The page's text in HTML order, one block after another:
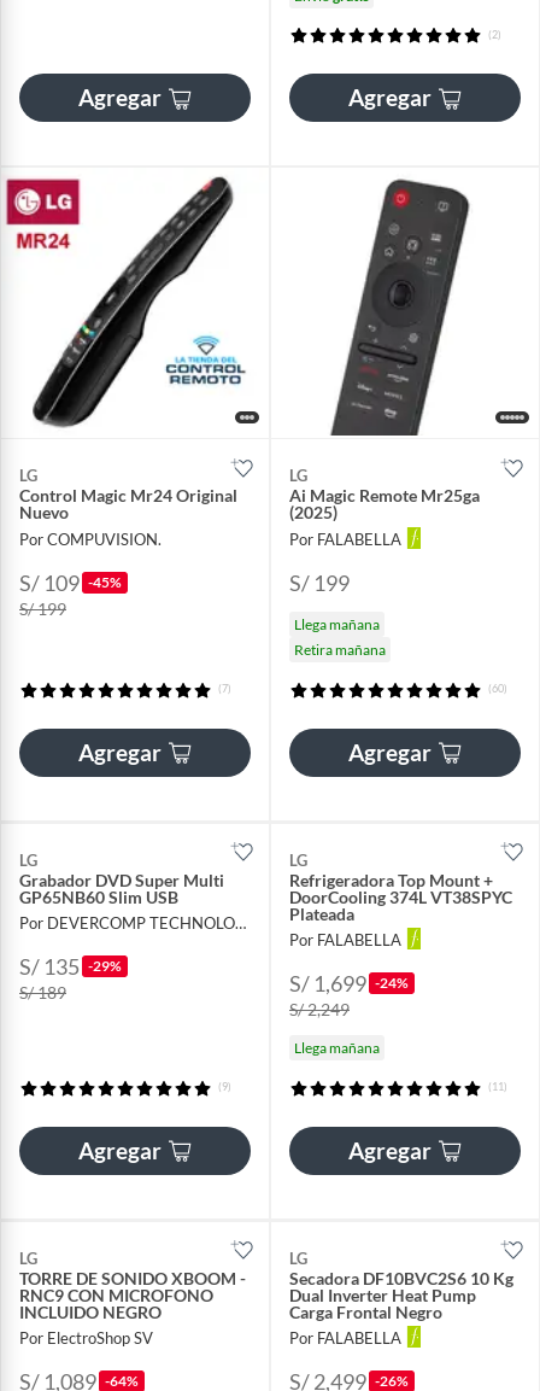
Agregar
(2)
Agregar
LG
Control Magic Mr24 Original
Nuevo
Por COMPUVISION.
S/ 109 -45%
S/ 199
(7)
Agregar
LG
Ai Magic Remote Mr25ga
(2025)
Por FALABELLA
S/ 199
Llega mañana
Retira mañana
(60)
Agregar
LG
Grabador DVD Super Multi
GP65NB60 Slim USB
Por DEVERCOMP TECHNOLOGY
S/ 135 -29%
S/ 189
(9)
Agregar
LG
Refrigeradora Top Mount +
DoorCooling 374L VT38SPYC
Plateada
Por FALABELLA
S/ 1,699 -24%
S/ 2,249
Llega mañana
(11)
Agregar
LG
TORRE DE SONIDO XBOOM -
RNC9 CON MICROFONO
INCLUIDO NEGRO
Por ElectroShop SV
S/ 1,089 -64%
LG
Secadora DF10BVC2S6 10 Kg
Dual Inverter Heat Pump
Carga Frontal Negro
Por FALABELLA
S/ 2,499 -26%